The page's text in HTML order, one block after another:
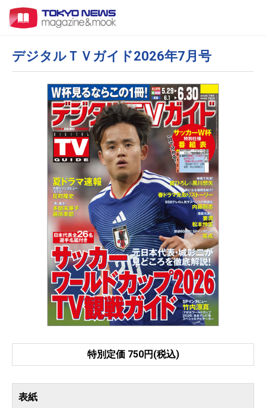
デジタルＴＶガイド2026年7月号
特別定価 750円(税込)
表紙